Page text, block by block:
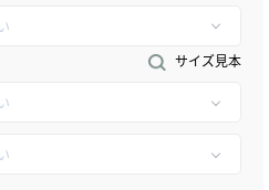
サイズ見本